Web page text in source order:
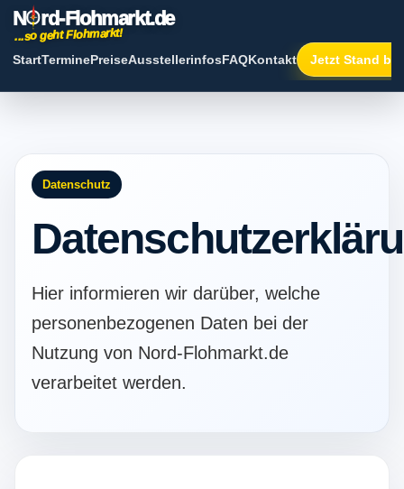
N rd-Flohmarkt.de
...so geht Flohmarkt!
StartTerminePreiseAusstellerinfosFAQKontakt Jetzt Stand
Datenschutz
Hier informieren wir darüber, welche
personenbezogenen Daten bei der
Nutzung von Nord-Flohmarkt.de
verarbeitet werden.